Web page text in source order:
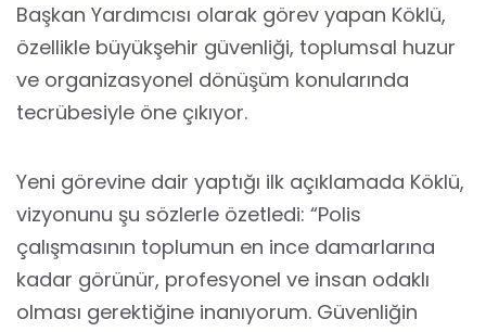
Başkan Yardımcısı olarak görev yapan Köklü,
özellikle büyükşehir güvenliği, toplumsal huzur
ve organizasyonel dönüşüm konularında
tecrübesiyle öne çıkıyor.
Yeni görevine dair yaptığı ilk açıklamada Köklü,
vizyonunu şu sözlerle özetledi: “Polis
çalışmasının toplumun en ince damarlarına
kadar görünür, profesyonel ve insan odaklı
olması gerektiğine inanıyorum. Güvenliğin